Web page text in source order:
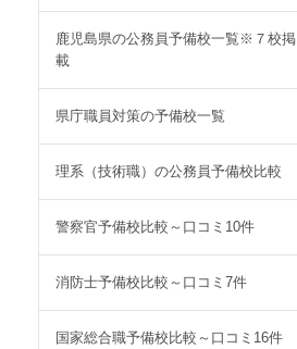
鹿児島県の公務員予備校一覧※７校掲
載
県庁職員対策の予備校一覧
理系（技術職）の公務員予備校比較
警察官予備校比較～口コミ10件
消防士予備校比較～口コミ7件
国家総合職予備校比較～口コミ16件